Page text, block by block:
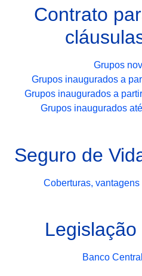
Contrato
Grupos
Grupos inaugurados a
Grupos inaugurados a
Grupos inaugurados
Seguro de
Coberturas,
Banco